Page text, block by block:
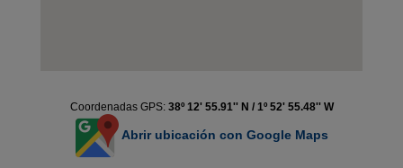
Coordenadas GPS: 38º 12' 55.91'' N / 1º 52' 55.48'' W
Abrir ubicación con Google Maps